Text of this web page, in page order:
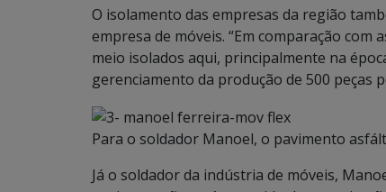
O isolamento das empresas da região
empresa de móveis. “Em comparação
meio isolados aqui, principalmente na
gerenciamento da produção de 500 peças
Para o soldador Manoel, o pavimento
Já o soldador da indústria de móveis,